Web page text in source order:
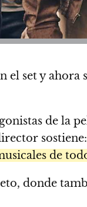
set y ahora
de la
sostiene:
de
donde